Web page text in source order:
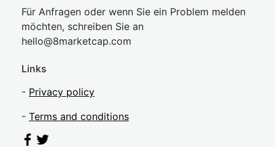
Für Anfragen oder wenn Sie ein Problem melden
möchten, schreiben Sie an
hello@8marketcap.com
Links
- Privacy policy
- Terms and conditions